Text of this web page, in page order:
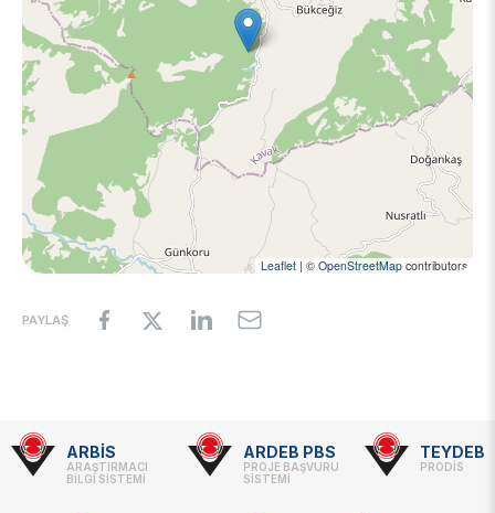
Leaflet | © OpenStreetMap contributors
PAYLAŞ
Footer
ARBİS
ARAŞTIRMACI
BİLGİ SİSTEMİ
ARDEB PBS
PROJE BAŞVURU
SİSTEMİ
TEYDEB
PRODİS